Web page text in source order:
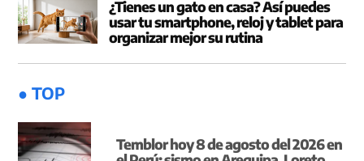
¿Tienes un gato en casa? Así puedes
usar tu smartphone, reloj y tablet para
organizar mejor su rutina
● TOP
Temblor hoy 8 de agosto del 2026 en